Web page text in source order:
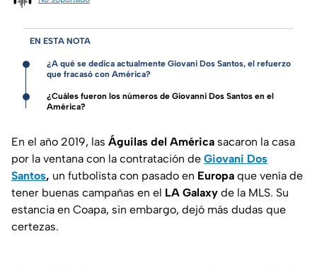
EN ESTA NOTA
¿A qué se dedica actualmente Giovani Dos Santos, el refuerzo
que fracasó con América?
¿Cuáles fueron los números de Giovanni Dos Santos en el
América?
En el año 2019, las Águilas del América sacaron la casa
por la ventana con la contratación de Giovani Dos
Santos, un futbolista con pasado en Europa que venía de
tener buenas campañas en el LA Galaxy de la MLS. Su
estancia en Coapa, sin embargo, dejó más dudas que
certezas.